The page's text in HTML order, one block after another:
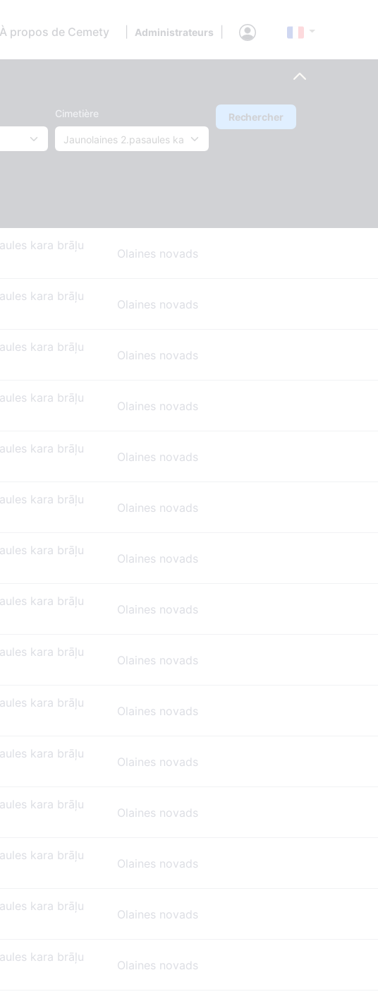
À propos de Cemety Administrateurs
Cimetière Rechercher
kara brāļu
Olaines novads
kara brāļu
Olaines novads
kara brāļu
Olaines novads
kara brāļu
Olaines novads
kara brāļu
Olaines novads
kara brāļu
Olaines novads
kara brāļu
Olaines novads
kara brāļu
Olaines novads
kara brāļu
Olaines novads
kara brāļu
Olaines novads
kara brāļu
Olaines novads
kara brāļu
Olaines novads
kara brāļu
Olaines novads
kara brāļu
Olaines novads
kara brāļu
Olaines novads